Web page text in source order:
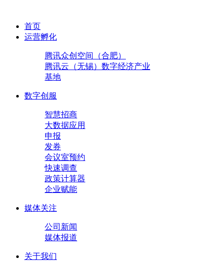
首页
运营孵化
腾讯众创空间（合肥）
腾讯云（无锡）数字经济产业
基地
数字创服
智慧招商
大数据应用
申报
发券
会议室预约
快速调查
政策计算器
企业赋能
媒体关注
公司新闻
媒体报道
关于我们